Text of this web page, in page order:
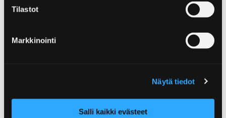
Tilastot
Markkinointi
Näytä tiedot
Salli kaikki evästeet
Natur och utflykter i
Yyteri